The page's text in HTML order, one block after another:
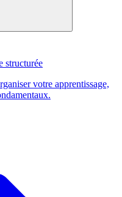
structurée
votre apprentissage,